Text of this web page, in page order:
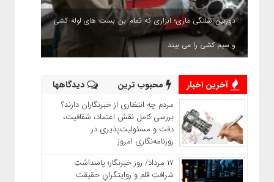
دوربین شلنگی ماری؛ ابزاری که تمام بن بست های لوله کشی
و سیم کشی را می بیند
آخرین اخبار محبوب ترین دیدگاهها
مردم چه انتظاری از خبرنگاران دارند؟
بررسی کامل نقش اعتماد، شفافیت،
دقت و مسئولیت‌پذیری در
روزنامه‌نگاری امروز
۱۷ مرداد/ روز خبرنگار؛ پاسداشتِ
شرافتِ قلم و روایتگرانِ حقیقت